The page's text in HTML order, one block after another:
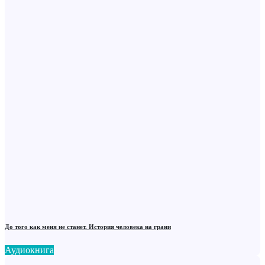
До того как меня не станет. История человека на грани
Аудиокнига